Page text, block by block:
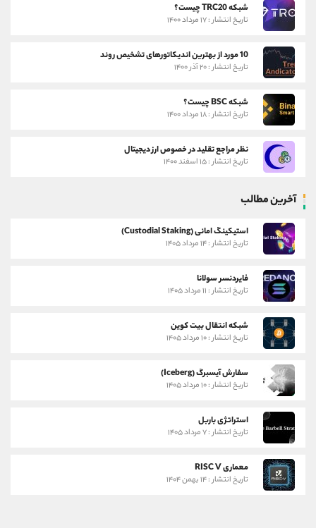
شبکه TRC20 چیست؟
تاریخ انتشار : ۱۷ مرداد ۱۴۰۰
10 مورد از بهترین اندیکاتورهای تشخیص روند
تاریخ انتشار : ۲۰ آذر ۱۴۰۰
شبکه BSC چیست؟
تاریخ انتشار : ۱۸ مرداد ۱۴۰۰
نظر مراجع تقلید در خصوص ارز دیجیتال
تاریخ انتشار : ۱۵ اسفند ۱۴۰۰
آخرین مطالب
استیکینگ امانی (Custodial Staking)
تاریخ انتشار : ۱۴ مرداد ۱۴۰۵
فایردنسر سولانا
تاریخ انتشار : ۱۱ مرداد ۱۴۰۵
شبکه انتقال بیت کوین
تاریخ انتشار : ۱۰ مرداد ۱۴۰۵
سفارش آیسبرگ (Iceberg)
تاریخ انتشار : ۱۰ مرداد ۱۴۰۵
استراتژی باربل
تاریخ انتشار : ۷ مرداد ۱۴۰۵
معماری RISC V
تاریخ انتشار : ۱۴ بهمن ۱۴۰۴